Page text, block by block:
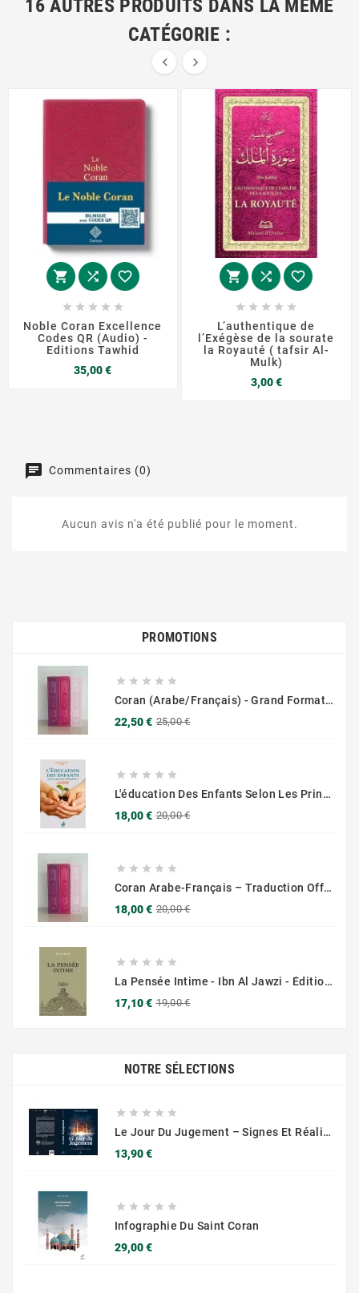
16 AUTRES PRODUITS DANS LA MÊME
CATÉGORIE :
 
  
    
Noble Coran Excellence
Codes QR (Audio) -
Editions Tawhid
35,00 €Prix
  
    
L’authentique de
l’Exégèse de la sourate
la Royauté ( tafsir Al-
Mulk)
3,00 €Prix
Commentaires (0)
Aucun avis n'a été publié pour le moment.
PROMOTIONS
    
Coran (Arabe/Français) - Grand Format 17x25 - Couverture Daim - Pages Dorées
22,50 € 25,00 €
    
L'éducation Des Enfants Selon Les Principes Du Prophète Sws
18,00 € 20,00 €
    
Coran Arabe-Français – Traduction Officielle (14x20 Cm ) – Couverture Daim Luxees Dorées
18,00 € 20,00 €
    
La Pensée Intime - Ibn Al Jawzi - Éditions Chama (Al Azhar)
17,10 € 19,00 €
NOTRE SÉLECTIONS
    
Le Jour Du Jugement – Signes Et Réalités De L’Au-Delà – Muslim City
13,90 €Prix
    
Infographie Du Saint Coran
29,00 €Prix